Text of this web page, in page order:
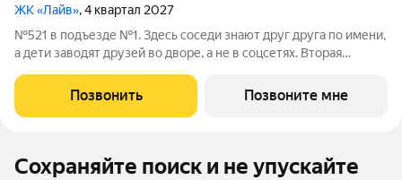
ЖК «Лайв», 4 квартал 2027
№521 в подъезде №1. Здесь соседи знают друг друга по имени,
а дети заводят друзей во дворе, а не в соцсетях. Вторая
комфорта и особенное внимание к атмосфере
добрососедства. В первой очереди
Позвонить Позвоните мне
Сохраняйте поиск и не упускайте